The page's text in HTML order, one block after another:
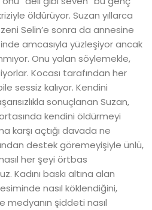
öldürüyor. Suzan yıllarca
Selin’e sonra da annesine
amcasıyla yüzleşiyor ancak
Onu yalan söylemekle,
Kocası tarafından her
sessiz kalıyor. Kendini
sonuçlanan Suzan,
kendini öldürmeyi
karşı açtığı davada ne
destek göremeyişiyle ünlü,
her şeyi örtbas
Kadını baskı altına alan
nasıl köklendiğini,
şiddeti nasıl